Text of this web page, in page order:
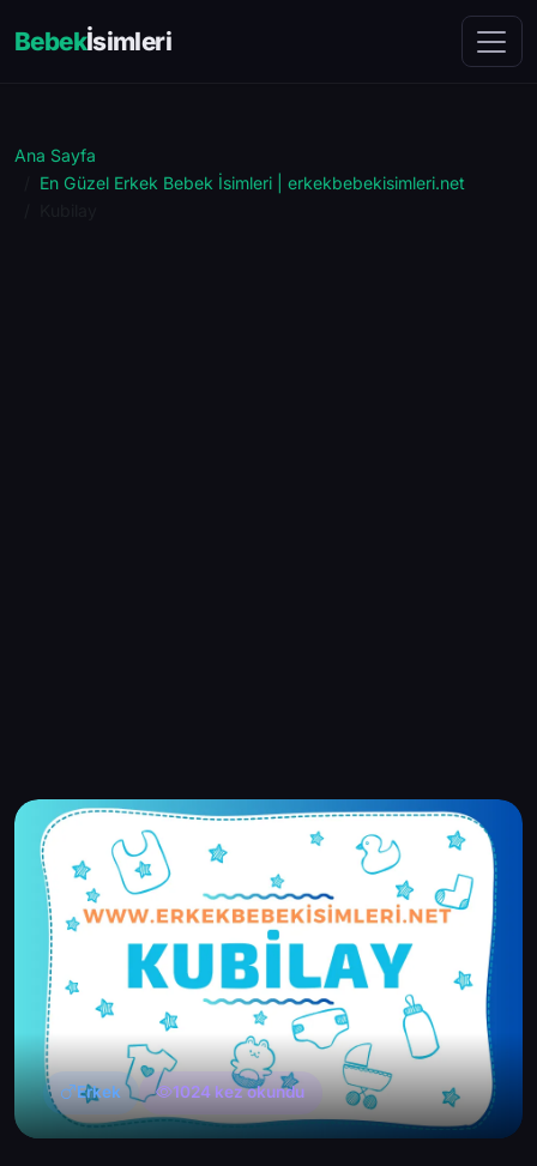
Bebekİsimleri
Ana Sayfa
En Güzel Erkek Bebek İsimleri | erkekbebekisimleri.net
Erkek 1024 kez okundu